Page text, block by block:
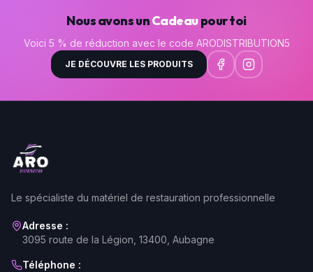
Nous avons unCadeaupour toi
Voici 5 % de réduction avec le code ARODISTRIBUTION5
JE DÉCOUVRE LES PRODUITS
Le spécialiste du matériel de restauration professionnelle
Adresse :
3095 route de la Légion, 13400, Aubagne
Téléphone :